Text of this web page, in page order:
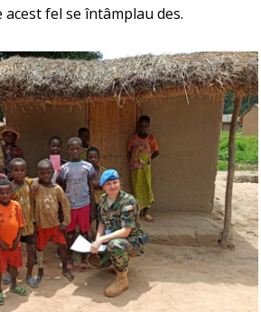
fel se întâmplau des.